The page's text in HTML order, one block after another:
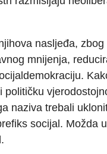
nasljeđa,
mnijenja,
političku
naziva trebali
socijal. Možda